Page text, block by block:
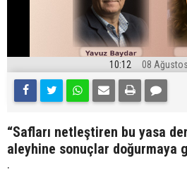
10:12 08
“Safları netleştiren bu yasa
aleyhine sonuçlar doğurmaya
.